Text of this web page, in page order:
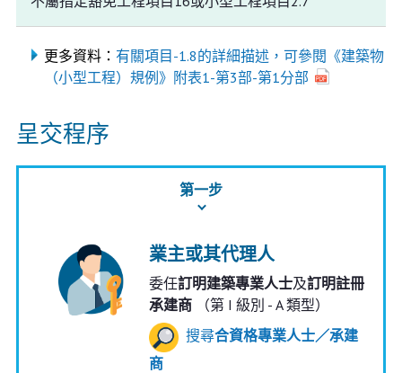
更多資料： 有關項目-1.8的詳細描述，可參閱《建築物
（小型工程）規例》附表1-第3部-第1分部
呈交程序
第一步
業主或其代理人
委任訂明建築專業人士及訂明註冊
承建商（第 I 級別 - A 類型）
搜尋合資格專業人士／承建
商